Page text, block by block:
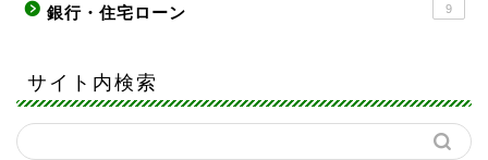
銀行・住宅ローン 9
サイト内検索